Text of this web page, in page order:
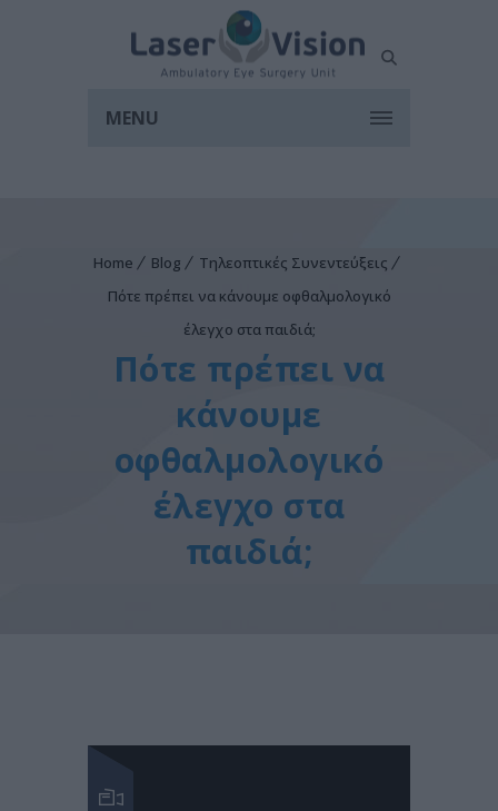
MENU
Home Blog
Τηλεοπτικές Συνεντεύξεις
Πότε πρέπει να κάνουμε οφθαλμολογικό
έλεγχο στα παιδιά;
Πότε πρέπει να
κάνουμε
οφθαλμολογικό
έλεγχο στα
παιδιά;